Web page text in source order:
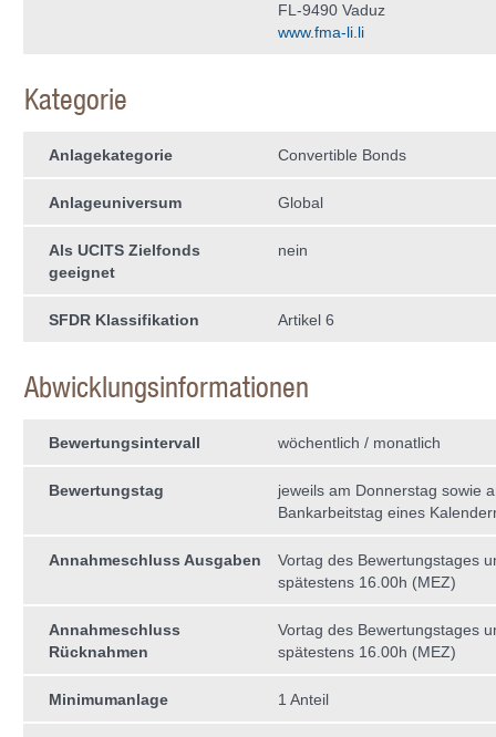
FL-9490 Vaduz
www.fma-li.li
Kategorie
Anlagekategorie Convertible Bonds
Anlageuniversum Global
Als UCITS Zielfonds
geeignet
nein
SFDR Klassifikation Artikel 6
Abwicklungsinformationen
Bewertungsintervall wöchentlich / monatlich
Bewertungstag
jeweils am Donnerstag sowie
Bankarbeitstag eines
Annahmeschluss Ausgaben
Vortag des Bewertungstages
spätestens 16.00h (MEZ)
Annahmeschluss
Rücknahmen
Vortag des Bewertungstages
spätestens 16.00h (MEZ)
Minimumanlage 1 Anteil